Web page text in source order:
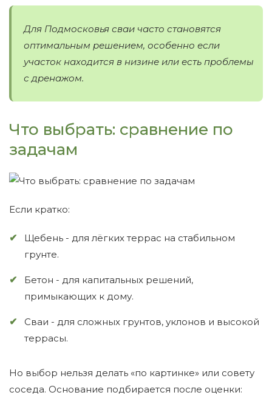
Для Подмосковья сваи часто становятся
оптимальным решением, особенно если
участок находится в низине или есть проблемы
с дренажом.
Что выбрать: сравнение по
задачам
Если кратко:
Щебень - для лёгких террас на стабильном
грунте.
Бетон - для капитальных решений,
примыкающих к дому.
Сваи - для сложных грунтов, уклонов и высокой
террасы.
Но выбор нельзя делать «по картинке» или совету
соседа. Основание подбирается после оценки: